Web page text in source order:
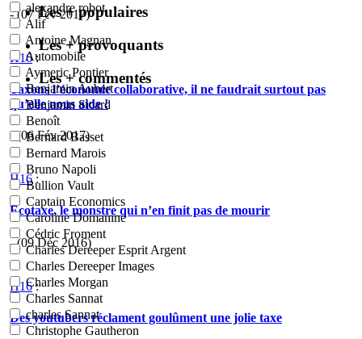
alexandre robot
Alif
Antoine Magnan
Automobile
Aymeric Pontier
Benjamin Aubert
Benjamin Sicard
Benoît
Bernard Basset
Bernard Marois
Bruno Napoli
Bullion Vault
Captain Economics
Caroline Domanine
Cédric Froment
Charles Dereeper Esprit Argent
Charles Dereeper Images
Charles Morgan
Charles Sannat
charles Sannat
Christophe Gautheron
Les + populaires
Les + provoquants
Les + commentés
- (07 Fév 2017)
H16:
Taxons l’économie collaborative, il ne faudrait surtout pas
qu’elle nous aide !
- (06 Fév 2017)
H16:
Écotaxe, le monstre qui n’en finit pas de mourir
- (09 Déc 2016)
H16:
Des youtubers réclament goulûment une jolie taxe